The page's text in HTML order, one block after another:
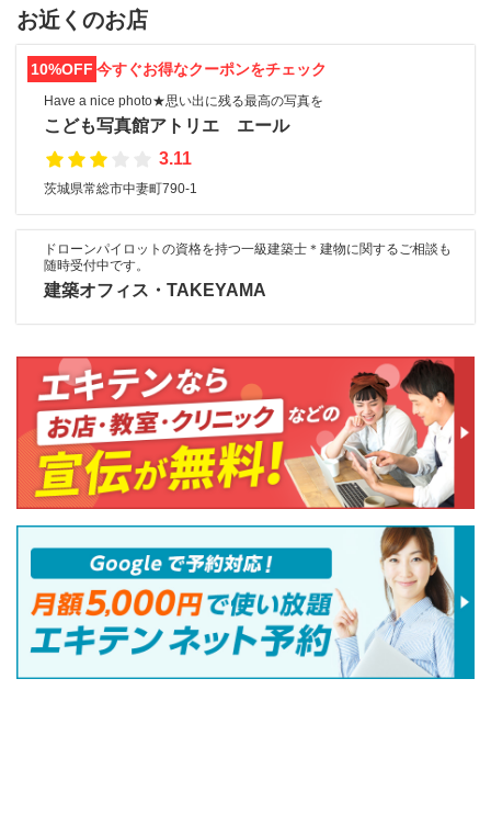
お近くのお店
10%OFF 今すぐお得なクーポンをチェック
Have a nice photo★思い出に残る最高の写真を
こども写真館アトリエ エール
3.11
茨城県常総市中妻町790-1
ドローンパイロットの資格を持つ一級建築士＊建物に関するご相談も
随時受付中です。
建築オフィス・TAKEYAMA